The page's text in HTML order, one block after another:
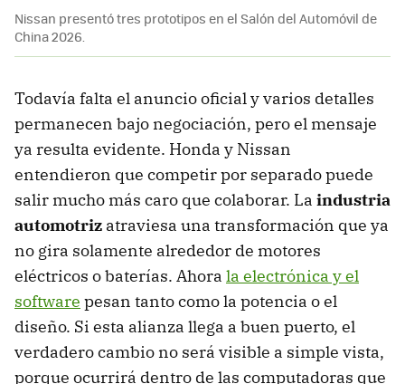
Nissan presentó tres prototipos en el Salón del Automóvil de
China 2026.
Todavía falta el anuncio oficial y varios detalles
permanecen bajo negociación, pero el mensaje
ya resulta evidente. Honda y Nissan
entendieron que competir por separado puede
salir mucho más caro que colaborar. La industria
automotriz atraviesa una transformación que ya
no gira solamente alrededor de motores
eléctricos o baterías. Ahora la electrónica y el
software pesan tanto como la potencia o el
diseño. Si esta alianza llega a buen puerto, el
verdadero cambio no será visible a simple vista,
porque ocurrirá dentro de las computadoras que